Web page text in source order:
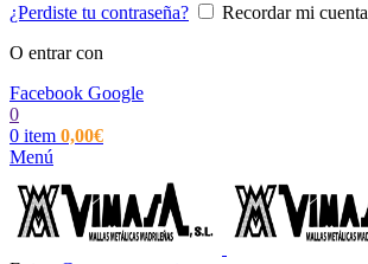
¿Perdiste tu contraseña?
Recordar mi cuenta
O entrar con
Facebook Google
0
0 item 0,00€
Menú